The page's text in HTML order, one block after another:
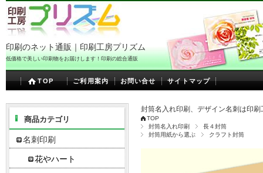
印刷のネット通販｜印刷工房プリズム
低価格で美しい印刷物をお届けします！印刷の総合通販
TOP ご利用案内 お問い合せ サイトマップ
封筒名入れ印刷、デザイン名刺は印
TOP
封筒名入れ印刷
長４封筒
封筒用紙から選ぶ
クラフト封筒
商品カテゴリ
名刺印刷
花やハート